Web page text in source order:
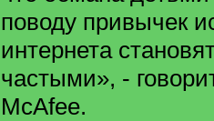
поводу привычек
интернета
частыми», -
McAfee.